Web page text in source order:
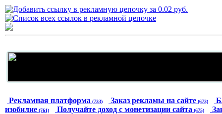
Рекламная платформа (733) Заказ рекламы на сайте (673)
изобилие (761) Получайте доход с монетизации сайта (675)